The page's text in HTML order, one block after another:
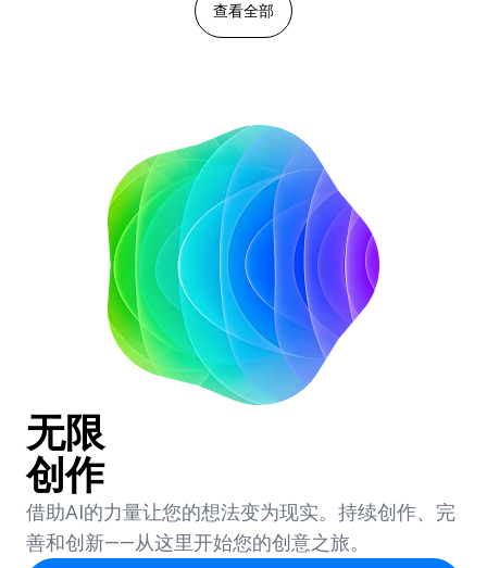
查看全部
无限
创作
借助AI的力量让您的想法变为现实。持续创作、完
善和创新——从这里开始您的创意之旅。